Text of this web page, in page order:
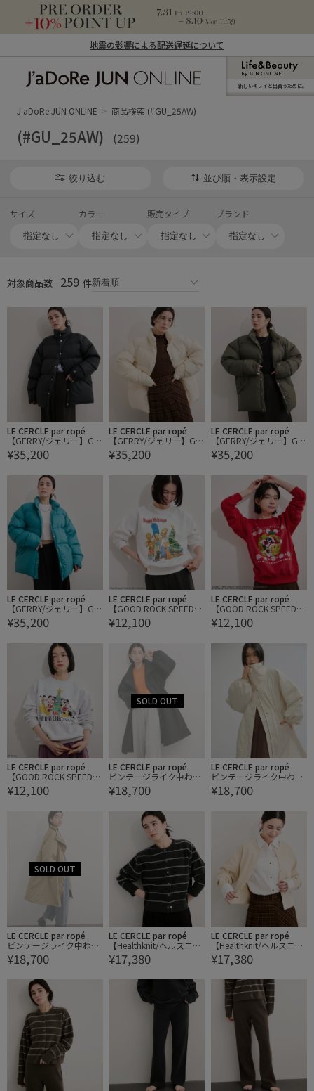
地震の影響による配送遅延について
ン オンライン）
新しいキレイと出合うために。
J'aDoRe JUN ONLINE 商品検索 (#GU_25AW)
(#GU_25AW) (259)
絞り込む 並び順・表示設定
サイズ カラー 販売タイプ ブランド
対象商品数 259 件
LE CERCLE par ropé
【GERRY/ジェリー】GIB
DOWN JACKET ダウンジ
ャケット
¥35,200
LE CERCLE par ropé
【GERRY/ジェリー】GIB
DOWN JACKET ダウンジ
ャケット
¥35,200
LE CERCLE par ropé
【GERRY/ジェリー】GIB
DOWN JACKET ダウンジ
ャケット
¥35,200
LE CERCLE par ropé
【GERRY/ジェリー】GIB
DOWN JACKET ダウンジ
ャケット
¥35,200
LE CERCLE par ropé
【GOOD ROCK SPEED/
グッドロックスピード】
The Simpsons Sweatshir
t/ザ・シンプソンズ
¥12,100
LE CERCLE par ropé
【GOOD ROCK SPEED/
グッドロックスピード】
Looney Tunes Sweatshirt
ルーニー・テューンズ
¥12,100
LE CERCLE par ropé
【GOOD ROCK SPEED/
グッドロックスピード】
Disney Sweatshirt ディ
¥12,100
LE CERCLE par ropé
ビンテージライク中わた
コート
¥18,700
LE CERCLE par ropé
ビンテージライク中わた
コート
¥18,700
LE CERCLE par ropé
ビンテージライク中わた
コート
¥18,700
LE CERCLE par ropé
【Healthknit/ヘルスニッ
ト】Silky Mole Knit Cardi
gan/セットアップ対応
¥17,380
LE CERCLE par ropé
【Healthknit/ヘルスニッ
ト】Silky Mole Knit Cardi
gan/セットアップ対応
¥17,380